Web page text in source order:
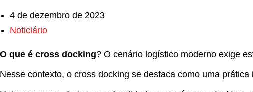
4 de dezembro de 2023
Noticiário
O que é cross docking? O cenário logístico moderno exige
Nesse contexto, o cross docking se destaca como uma